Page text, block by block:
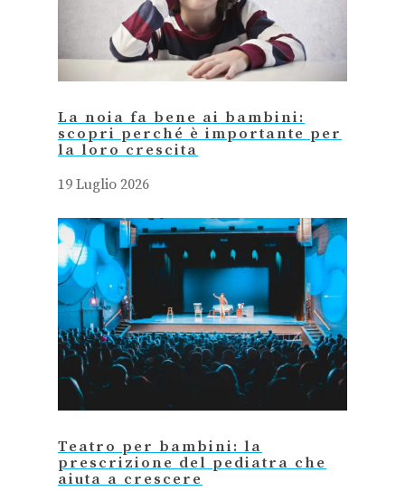
La noia fa bene ai bambini:
scopri perché è importante per
la loro crescita
19 Luglio 2026
Teatro per bambini: la
prescrizione del pediatra che
aiuta a crescere